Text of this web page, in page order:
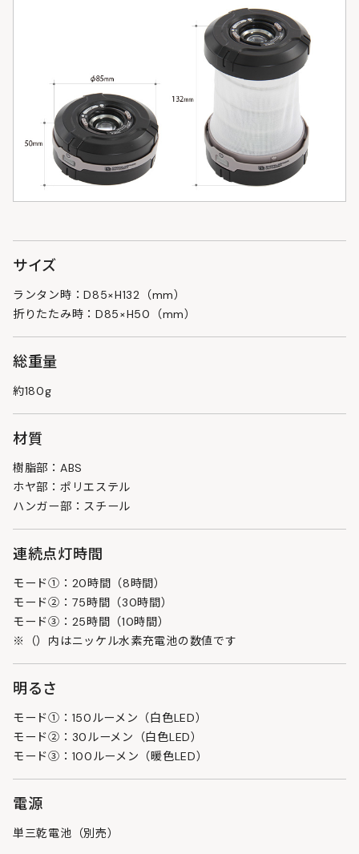
サイズ
ランタン時：D85×H132（mm）
折りたたみ時：D85×H50（mm）
総重量
約180g
材質
樹脂部：ABS
ホヤ部：ポリエステル
ハンガー部：スチール
連続点灯時間
モード①：20時間（8時間）
モード②：75時間（30時間）
モード③：25時間（10時間）
※（）内はニッケル水素充電池の数値です
明るさ
モード①：150ルーメン（白色LED）
モード②：30ルーメン（白色LED）
モード③：100ルーメン（暖色LED）
電源
単三乾電池（別売）